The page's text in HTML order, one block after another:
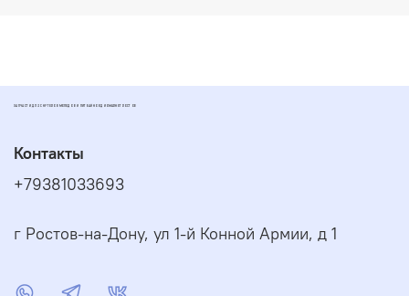
ЗАПЧАСТИ ДЛЯ СКУТЕРОВ МОПЕДОВ И ПИТБАЙКОВ ДИОМАРКЕТ РОСТОВ
Контакты
+79381033693
г Ростов-на-Дону, ул 1-й Конной Армии, д 1